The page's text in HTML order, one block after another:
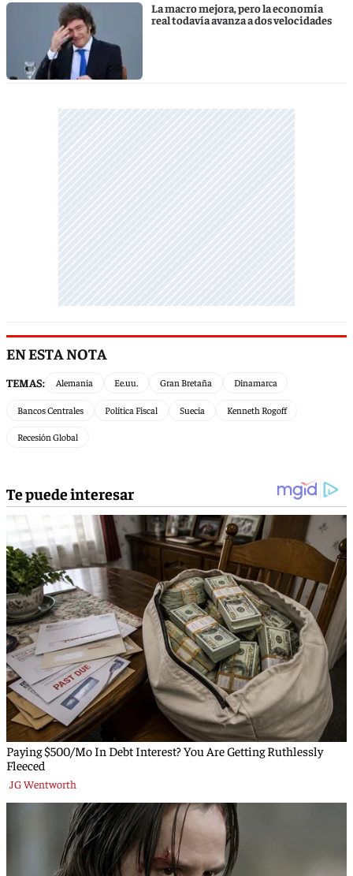
La macro mejora, pero la economía
real todavía avanza a dos velocidades
EN ESTA NOTA
TEMAS: Alemania Ee.uu. Gran Bretaña Dinamarca
Bancos Centrales Política Fiscal Suecia Kenneth Rogoff
Recesión Global